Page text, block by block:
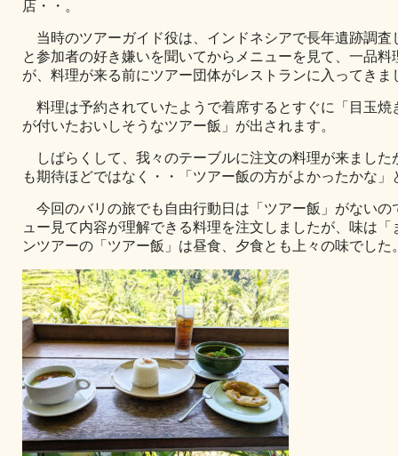
店・・。
当時のツアーガイド役は、インドネシアで長年遺跡調査
と参加者の好き嫌いを聞いてからメニューを見て、一品
が、料理が来る前にツアー団体がレストランに入ってきま
料理は予約されていたようで着席するとすぐに「目玉焼
が付いたおいしそうなツアー飯」が出されます。
しばらくして、我々のテーブルに注文の料理が来ました
も期待ほどではなく・・「ツアー飯の方がよかったかな
今回のバリの旅でも自由行動日は「ツアー飯」がないの
ュー見て内容が理解できる料理を注文しましたが、味は
ンツアーの「ツアー飯」は昼食、夕食とも上々の味でした